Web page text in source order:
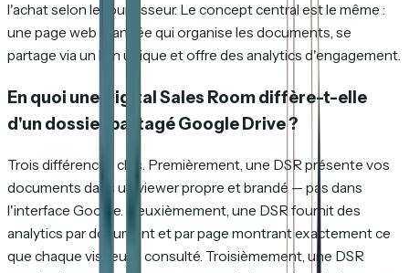
l'achat selon le fournisseur. Le concept central est le même :
une page web brandée qui organise les documents, se
partage via un lien unique et offre des analytics d'engagement.
En quoi une Digital Sales Room diffère-t-elle
d'un dossier partagé Google Drive ?
Trois différences clés. Premièrement, une DSR présente vos
documents dans un viewer propre et brandé — pas dans
l'interface Google. Deuxièmement, une DSR fournit des
analytics par document et par page montrant exactement ce
que chaque visiteur a consulté. Troisièmement, une DSR